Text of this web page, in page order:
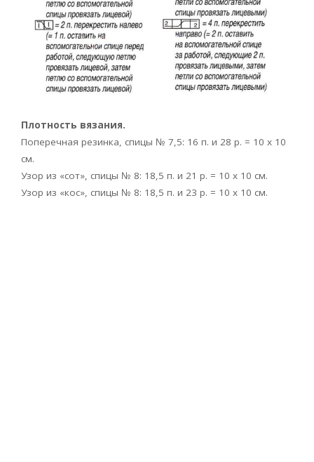
Плотность вязания.
Поперечная резинка, спицы № 7,5: 16 п. и 28 р. = 10 х 10
см.
Узор из «сот», спицы № 8: 18,5 п. и 21 р. = 10 х 10 см.
Узор из «кос», спицы № 8: 18,5 п. и 23 р. = 10 х 10 см.